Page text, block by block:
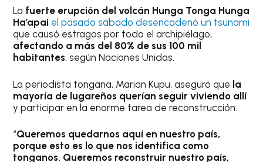
La fuerte erupción del volcán Hunga Tonga Hunga
Ha’apai el pasado sábado desencadenó un tsunami
que causó estragos por todo el archipiélago,
afectando a más del 80% de sus 100 mil
habitantes, según Naciones Unidas.
La periodista tongana, Marian Kupu, aseguró que la
mayoría de lugareños querían seguir viviendo allí
y participar en la enorme tarea de reconstrucción.
“Queremos quedarnos aquí en nuestro país,
porque esto es lo que nos identifica como
tonganos. Queremos reconstruir nuestro país,